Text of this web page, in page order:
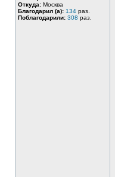
Откуда: Москва
Благодарил (а): 134 раз.
Поблагодарили: 308 раз.